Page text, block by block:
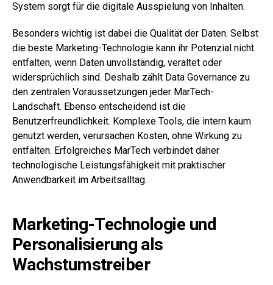
System sorgt für die digitale Ausspielung von Inhalten.
Besonders wichtig ist dabei die Qualität der Daten. Selbst
die beste Marketing-Technologie kann ihr Potenzial nicht
entfalten, wenn Daten unvollständig, veraltet oder
widersprüchlich sind. Deshalb zählt Data Governance zu
den zentralen Voraussetzungen jeder MarTech-
Landschaft. Ebenso entscheidend ist die
Benutzerfreundlichkeit. Komplexe Tools, die intern kaum
genutzt werden, verursachen Kosten, ohne Wirkung zu
entfalten. Erfolgreiches MarTech verbindet daher
technologische Leistungsfähigkeit mit praktischer
Anwendbarkeit im Arbeitsalltag.
Marketing-Technologie und
Personalisierung als
Wachstumstreiber